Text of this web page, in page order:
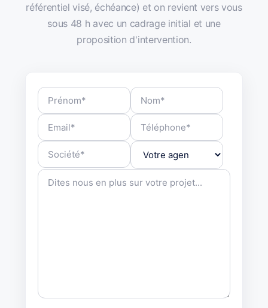
référentiel visé, échéance) et on revient vers vous
sous 48 h avec un cadrage initial et une
proposition d'intervention.